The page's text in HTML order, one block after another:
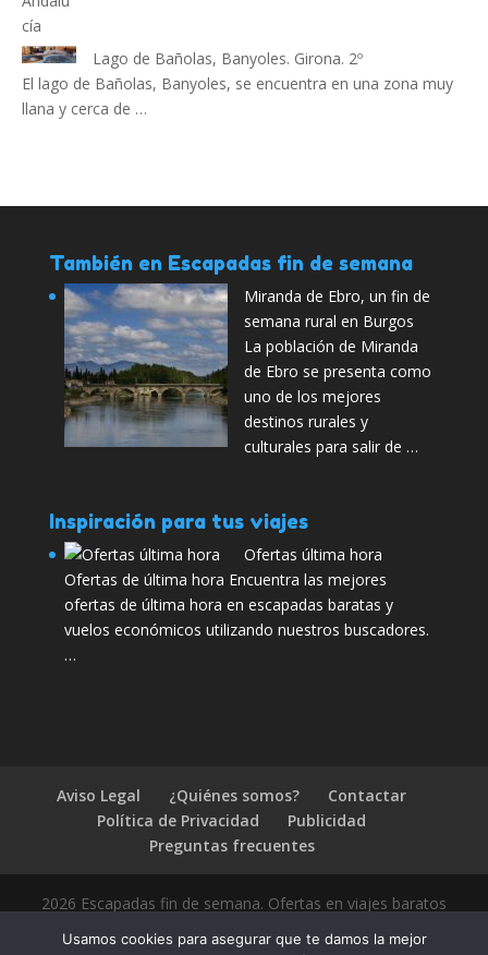
Lago de Bañolas, Banyoles. Girona. 2º
El lago de Bañolas, Banyoles, se encuentra en una zona muy
llana y cerca de …
También en Escapadas fin de semana
Miranda de Ebro, un fin de
semana rural en Burgos
La población de Miranda
de Ebro se presenta como
uno de los mejores
destinos rurales y
culturales para salir de …
Inspiración para tus viajes
Ofertas última hora
Ofertas de última hora Encuentra las mejores
ofertas de última hora en escapadas baratas y
vuelos económicos utilizando nuestros buscadores.
…
Aviso Legal ¿Quiénes somos?
Contactar
Política de Privacidad
Publicidad
Preguntas frecuentes
2026 Escapadas fin de semana. Ofertas en viajes baratos
Usamos cookies para asegurar que te damos la mejor